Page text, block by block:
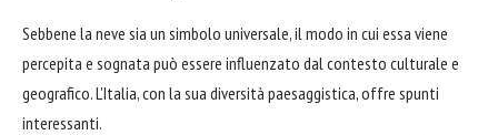
Sebbene la neve sia un simbolo universale, il modo in cui essa viene
percepita e sognata può essere influenzato dal contesto culturale e
geografico. L'Italia, con la sua diversità paesaggistica, offre spunti
interessanti.